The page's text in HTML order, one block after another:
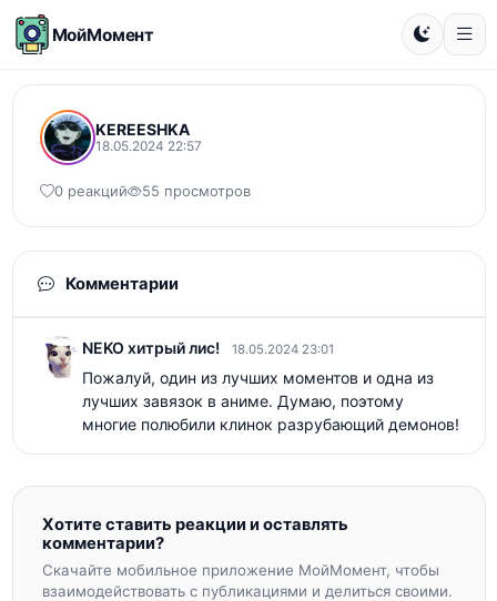
МойМомент
KEREESHKA
18.05.2024 22:57
0 реакций 55 просмотров
Комментарии
NEKO хитрый лис! 18.05.2024 23:01
Пожалуй, один из лучших моментов и одна из
лучших завязок в аниме. Думаю, поэтому
многие полюбили клинок разрубающий демонов!
Хотите ставить реакции и оставлять
комментарии?
Скачайте мобильное приложение МойМомент, чтобы
взаимодействовать с публикациями и делиться своими.